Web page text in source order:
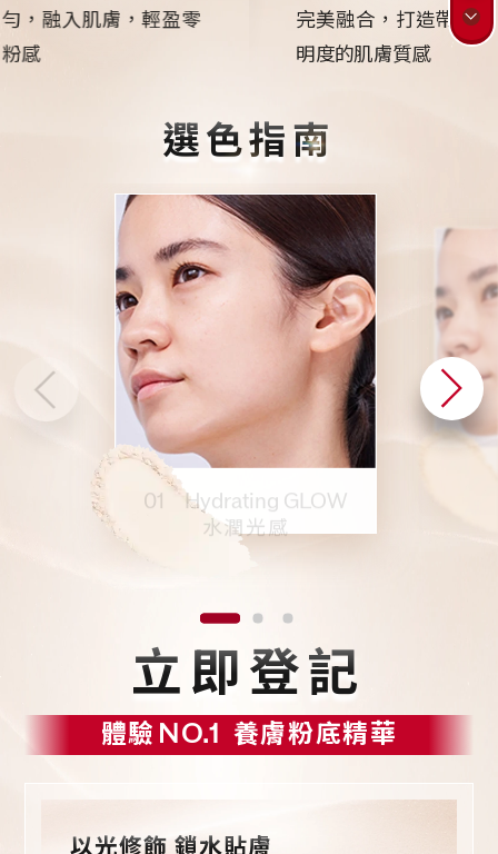
勻，融入肌膚，輕盈零
粉感
完美融合，打造帶有透
明度的肌膚質感
選色指南
01 Hydrating GLOW
水潤光感
立即登記
體驗 NO.1 養膚粉底精華
以光修飾 鎖水貼膚